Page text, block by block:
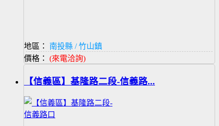
地區：
南投縣 / 竹山鎮
價格： (來電洽詢)
【信義區】基隆路二段-信義路...